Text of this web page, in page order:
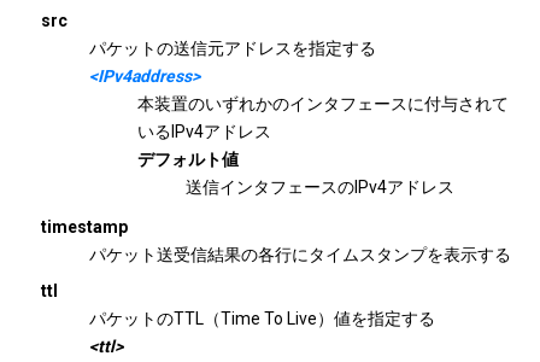
src
パケットの送信元アドレスを指定する
<IPv4address>
本装置のいずれかのインタフェースに付与されて
いるIPv4アドレス
デフォルト値
送信インタフェースのIPv4アドレス
timestamp
パケット送受信結果の各行にタイムスタンプを表示する
ttl
パケットのTTL（Time To Live）値を指定する
<ttl>